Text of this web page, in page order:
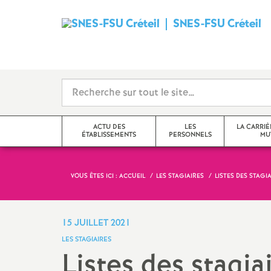
SNES-FSUCréteil
i
c
t
ACTU DES
ÉTABLISSEMENTS
Seine-Saint-Denis
LES
PERSONNELS
Professeur-e-s
documentalistes
LA
VOUS ÊTES ICI : ACCUEIL LES STAGIAIRES LISTES DES
15 JUILLET 2021
LES STAGIAIRES